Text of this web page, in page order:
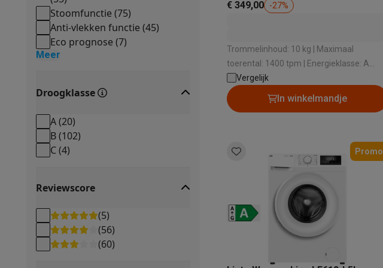
Stoomfunctie (75)
Anti-vlekken functie (45)
Eco prognose (7)
Meer
Droogklasse
A(20)
B(102)
C(4)
Reviewscore
(5)
(56)
(60)
€ 349,00
-27%
Trommelinhoud: 10 kg | Maximaal
toerental: 1400 tpm | Energieklasse: A
-20% | Geluidsniveau bij het zwieren: 72 dB
| Stoomfunctie: Ja
Vergelijk
In winkelmandje
Promo